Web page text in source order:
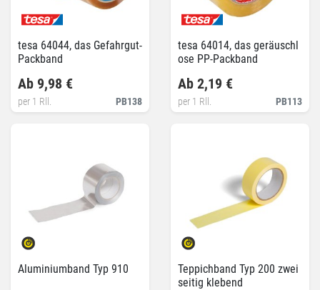
tesa 64044, das Gefahrgut-
Packband
PB138
Ab 9,98 €
per 1 Rll.
tesa 64014, das geräuschl
ose PP-Packband
PB113
Ab 2,19 €
per 1 Rll.
Aluminiumband Typ 910
Teppichband Typ 200 zwei
seitig klebend